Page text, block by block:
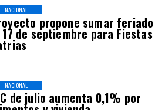
propone sumar feriado
de septiembre para Fiestas
NACIONAL
de julio aumenta 0,1% por
NACIONAL